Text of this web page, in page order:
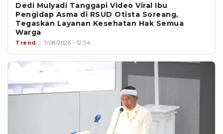
Dedi Mulyadi Tanggapi Video Viral Ibu
Pengidap Asma di RSUD Otista Soreang,
Tegaskan Layanan Kesehatan Hak Semua
Warga
Trend 7/08/2026 - 12:54